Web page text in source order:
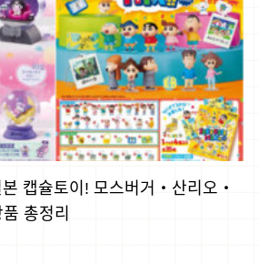
캡슐토이! 모스버거・산리오・
총정리